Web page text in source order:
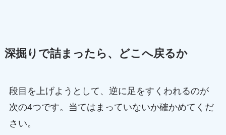
深掘りで詰まったら、どこへ戻るか
段目を上げようとして、逆に足をすくわれるのが
次の4つです。当てはまっていないか確かめてくだ
さい。